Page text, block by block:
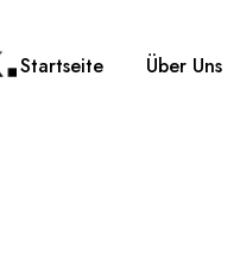
Startseite Über Uns